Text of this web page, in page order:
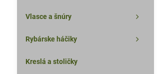
Vlasce a šnúry
Rybárske háčiky
Kreslá a stoličky